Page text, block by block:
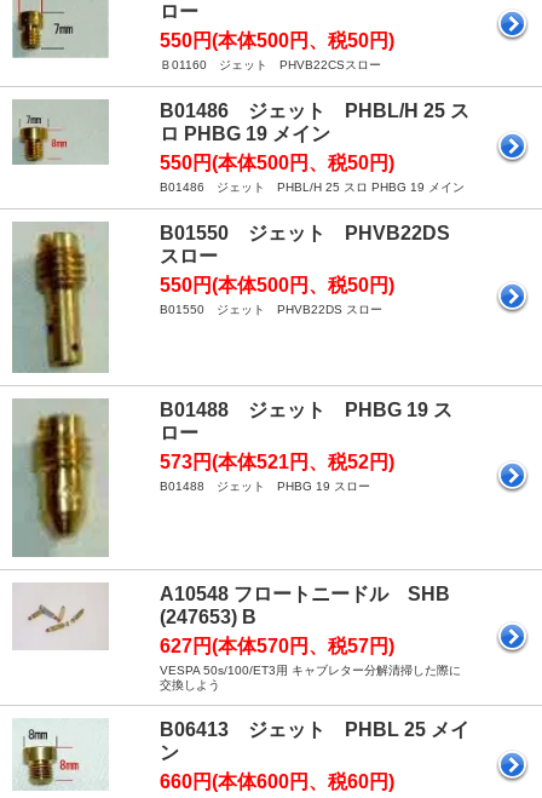
ロー
550円(本体500円、税50円)
Ｂ01160 ジェット PHVB22CSスロー
B01486 ジェット PHBL/H 25 ス
ロ PHBG 19 メイン
550円(本体500円、税50円)
B01486 ジェット PHBL/H 25 スロ PHBG 19 メイン
B01550 ジェット PHVB22DS
スロー
550円(本体500円、税50円)
B01550 ジェット PHVB22DS スロー
B01488 ジェット PHBG 19 ス
ロー
573円(本体521円、税52円)
B01488 ジェット PHBG 19 スロー
A10548 フロートニードル SHB
(247653) B
627円(本体570円、税57円)
VESPA 50s/100/ET3用 キャブレター分解清掃した際に
交換しよう
B06413 ジェット PHBL 25 メイ
ン
660円(本体600円、税60円)